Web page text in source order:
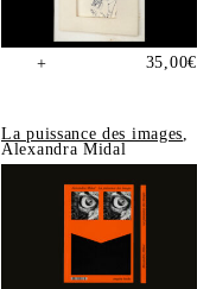
+ 35,00€
La puissance des images,
Alexandra Midal